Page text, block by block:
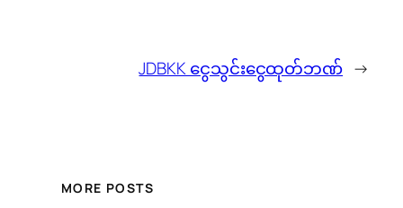
JDBKK ငွေသွင်းငွေထုတ်ဘဏ် →
MORE POSTS